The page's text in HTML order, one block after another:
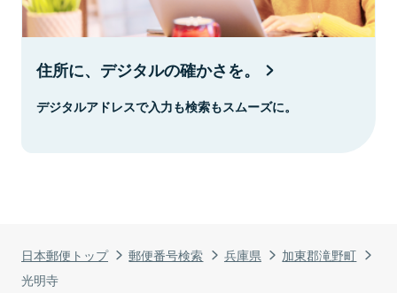
日本郵便トップ 郵便番号検索 兵庫県
加東郡滝野町
光明寺
住所に、デジタルの確かさを。
デジタルアドレスで入力も検索もスムーズに。